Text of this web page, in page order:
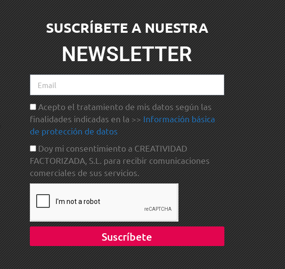
SUSCRÍBETE A NUESTRA
NEWSLETTER
Acepto el tratamiento de mis datos según las
finalidades indicadas en la >> Información básica
de protección de datos
Doy mi consentimiento a CREATIVIDAD
FACTORIZADA, S.L. para recibir comunicaciones
comerciales de sus servicios.
Suscríbete